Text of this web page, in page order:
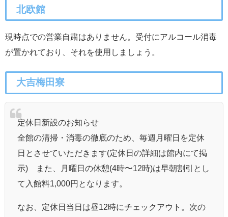
北欧館
現時点での営業自粛はありません。受付にアルコール消毒
が置かれており、それを使用しましょう。
大吉梅田寮
定休日新設のお知らせ
全館の清掃・消毒の徹底のため、毎週月曜日を定休
日とさせていただきます(定休日の詳細は館内にて掲
示) また、月曜日の休憩(4時〜12時)は早朝割引とし
て入館料1,000円となります。
なお、定休日当日は昼12時にチェックアウト。次の